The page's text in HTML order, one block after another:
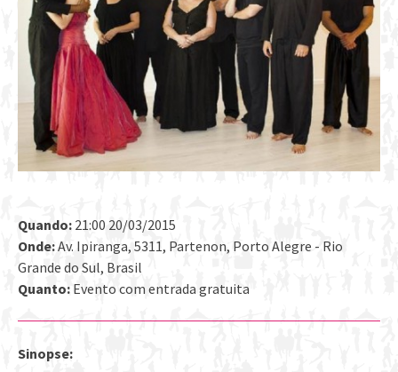
Quando: 21:00 20/03/2015
Onde:Av. Ipiranga, 5311, Partenon, Porto Alegre - Rio
Grande do Sul, Brasil
Quanto: Evento com entrada gratuita
Sinopse: